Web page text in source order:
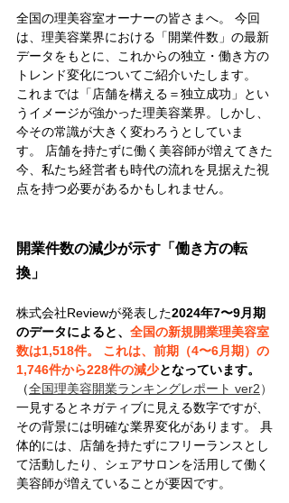
全国の理美容室オーナーの皆さまへ。 今回
は、理美容業界における「開業件数」の最新
データをもとに、これからの独立・働き方の
トレンド変化についてご紹介いたします。
これまでは「店舗を構える＝独立成功」とい
うイメージが強かった理美容業界。しかし、
今その常識が大きく変わろうとしていま
す。 店舗を持たずに働く美容師が増えてきた
今、私たち経営者も時代の流れを見据えた視
点を持つ必要があるかもしれません。
開業件数の減少が示す「働き方の転
換」
株式会社Reviewが発表した2024年7〜9月期
のデータによると、 全国の新規開業理美容室
数は1,518件。 これは、前期（4〜6月期）の
1,746件から228件の減少となっています。
（全国理美容開業ランキングレポート ver2）
一見するとネガティブに見える数字ですが、
その背景には明確な業界変化があります。 具
体的には、店舗を持たずにフリーランスとし
て活動したり、シェアサロンを活用して働く
美容師が増えていることが要因です。